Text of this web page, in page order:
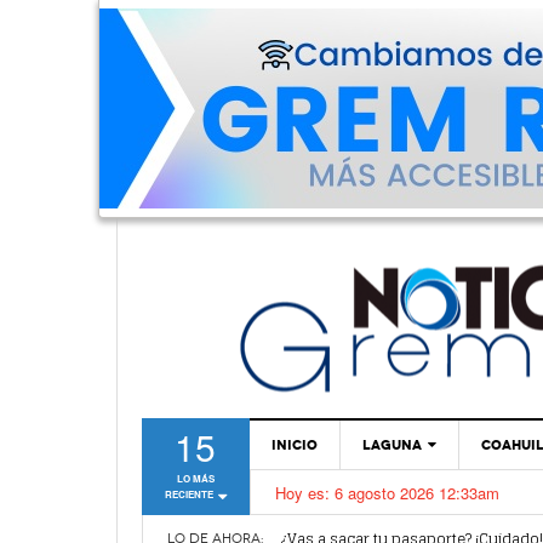
15
LO MÁS
RECIENTE
INICIO LAGUNA
TORREÓN
GÓMEZ PALACIO
Hoy es: 6 agosto 2026 12:33am
LO DE AHORA:
Van por mejoras al sistema de